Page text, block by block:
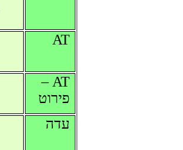
AT
AT –
פירוט
עדה